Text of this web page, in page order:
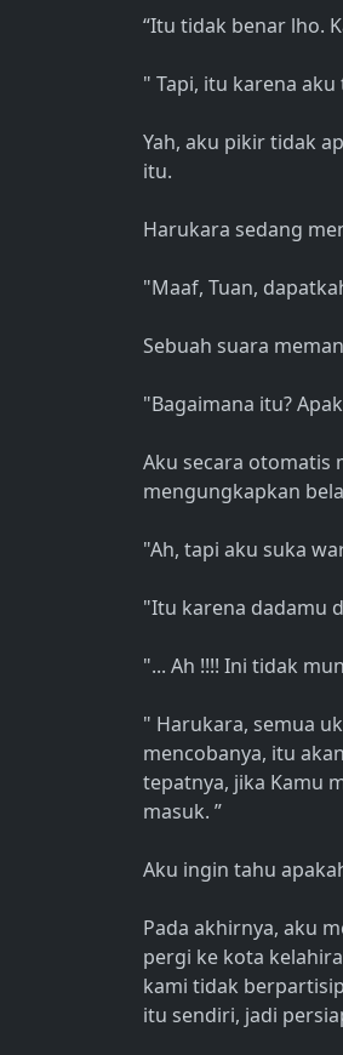
“Itu tidak benar lho.
" Tapi, itu karena
Yah, aku pikir tidak
itu.
Harukara sedang
"Maaf, Tuan,
Sebuah suara
"Bagaimana itu?
Aku secara otomatis
mengungkapkan
"Ah, tapi aku suka
"Itu karena dadamu
"... Ah !!!! Ini tidak
" Harukara, semua
mencobanya, itu
tepatnya, jika Kamu
masuk. ”
Aku ingin tahu
Pada akhirnya, aku
pergi ke kota
kami tidak
itu sendiri, jadi